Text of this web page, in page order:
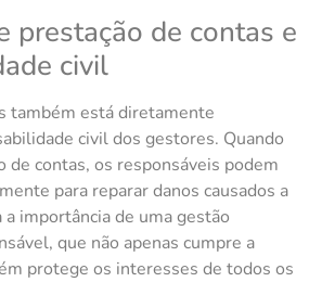
prestação de contas e
civil
também está diretamente
civil dos gestores. Quando
de contas, os responsáveis podem
para reparar danos causados a
importância de uma gestão
que não apenas cumpre a
protege os interesses de todos os